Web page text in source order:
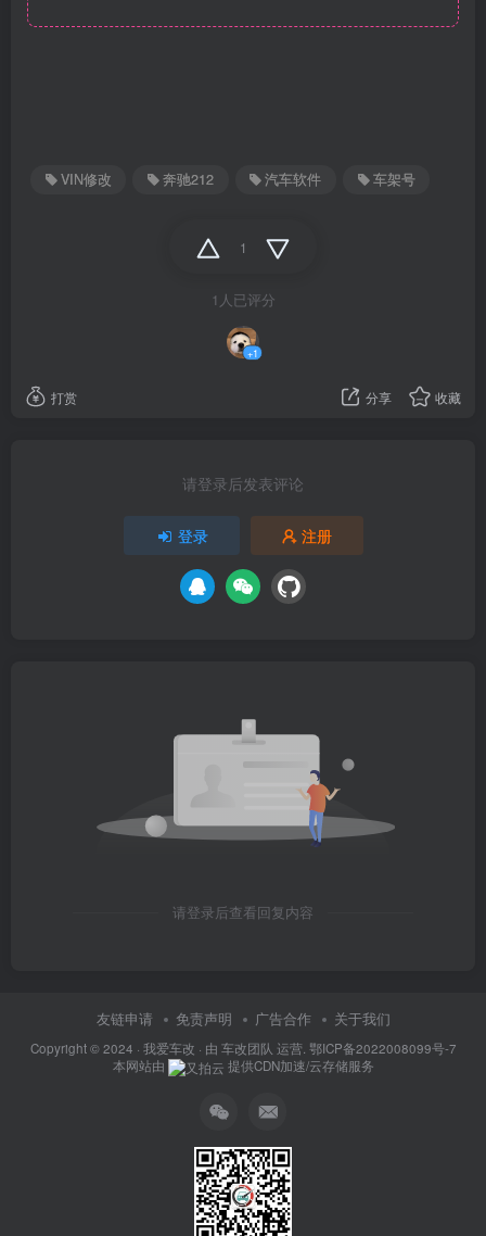
VIN修改 奔驰212 汽车软件 车架号
1
1人已评分
+1
打赏 分享 收藏
请登录后发表评论
登录 注册
请登录后查看回复内容
友链申请 免责声明 广告合作 关于我们
Copyright © 2024 · 我爱车改 · 由 车改团队 运营. 鄂ICP备2022008099号-7
本网站由
提供CDN加速/云存储服务